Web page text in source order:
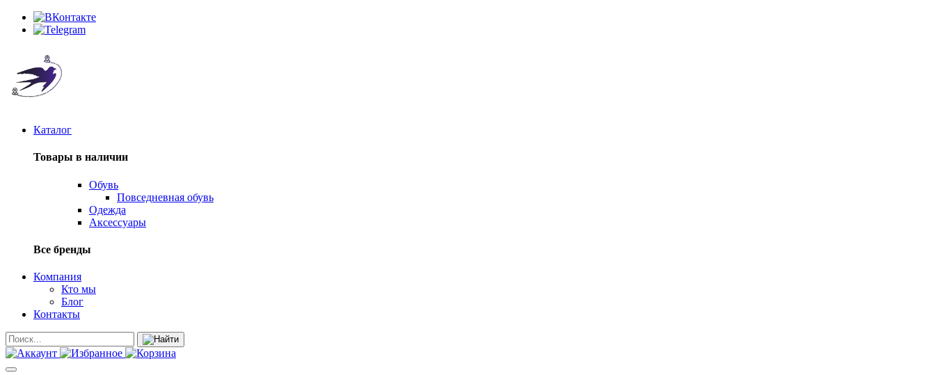
Каталог
Товары в наличии
Обувь
Повседневная обувь
Одежда
Аксессуары
Все бренды
Компания
Кто мы
Блог
Контакты